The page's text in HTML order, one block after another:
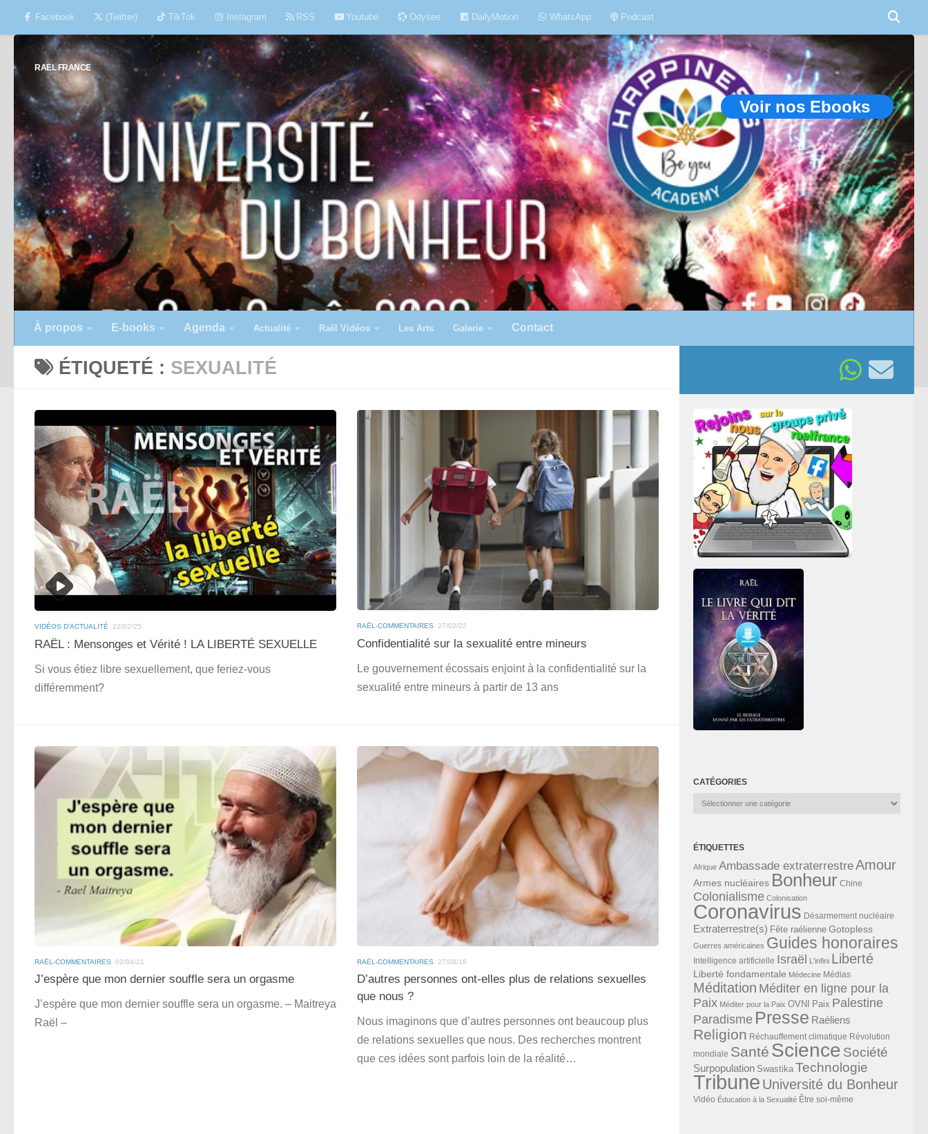
Skip to content
Facebook (Twitter) TikTok Instagram RSS Youtube Odysee DailyMotion WhatsApp Podcast
RAËL FRANCE
Voir nos Ebooks
À propos E-books Agenda Actualité Raël Vidéos Les Arts Galerie Contact
ÉTIQUETÉ : SEXUALITÉ
VIDÉOS D'ACTUALITÉ 22/02/25
RAËL : Mensonges et Vérité ! LA LIBERTÉ SEXUELLE
Si vous étiez libre sexuellement, que feriez-vous
différemment?
RAËL-COMMENTAIRES 27/02/22
Confidentialité sur la sexualité entre mineurs
Le gouvernement écossais enjoint à la confidentialité sur la
sexualité entre mineurs à partir de 13 ans
RAËL-COMMENTAIRES 02/04/21
J’espère que mon dernier souffle sera un orgasme
J’espère que mon dernier souffle sera un orgasme. – Maitreya
Raël –
RAËL-COMMENTAIRES 27/08/18
D’autres personnes ont-elles plus de relations sexuelles
que nous ?
Nous imaginons que d’autres personnes ont beaucoup plus
de relations sexuelles que nous. Des recherches montrent
que ces idées sont parfois loin de la réalité…
CATÉGORIES
Catégories
ÉTIQUETTES
Afrique Ambassade extraterrestreAmour
Armes nucléaires Bonheur Chine
Colonialisme Colonisation
Coronavirus Désarmement nucléaire
Extraterrestre(s) Fête raélienne Gotopless
Guerres américaines Guides honoraires
Intelligence artificielle Israël L'infini Liberté
Liberté fondamentale Médecine Médias
Méditation Méditer en ligne pour la
Paix Méditer pour la Paix OVNI Paix Palestine
Paradisme Presse Raéliens
Religion Réchauffement climatique Révolution
mondiale Santé Science Société
Surpopulation Swastika Technologie
Tribune Université du Bonheur
Vidéo Éducation à la Sexualité Être soi-même